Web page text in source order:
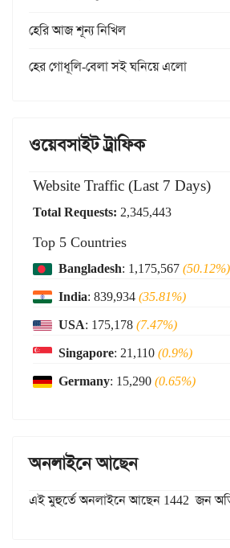
হেরি আজ শূন্য নিখিল
হের গোধূলি-বেলা সই ঘনিয়ে এলো
ওয়েবসাইট ট্রাফিক
Website Traffic (Last 7 Days)
Total Requests: 2,345,443
Top 5 Countries
Bangladesh: 1,175,567(50.12%)
India: 839,934(35.81%)
USA: 175,178(7.47%)
Singapore: 21,110(0.9%)
Germany: 15,290(0.65%)
অনলাইনে আছেন
এই মুহুর্তে অনলাইনে আছেন 1442 জন